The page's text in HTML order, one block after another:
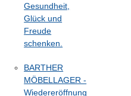
Gesundheit,
Glück und
Freude
schenken.
BARTHER
MÖBELLAGER -
Wiedereröffnung